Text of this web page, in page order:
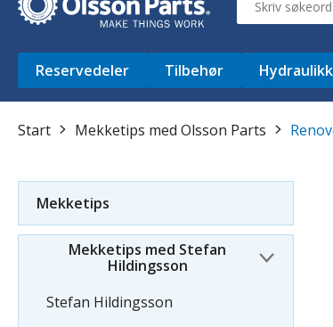
Reservedeler Tilbehør Hydraulikk
Start Mekketips med Olsson Parts
Mekketips
Mekketips med Stefan
Hildingsson
Stefan Hildingsson